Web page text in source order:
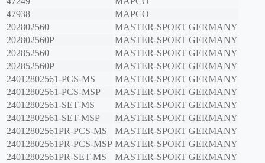
47938
MAPCO
202802560
MASTER-SPORT GERMANY
202802560P
MASTER-SPORT GERMANY
202852560
MASTER-SPORT GERMANY
202852560P
MASTER-SPORT GERMANY
24012802561-PCS-MS
MASTER-SPORT GERMANY
24012802561-PCS-MSP
MASTER-SPORT GERMANY
24012802561-SET-MS
MASTER-SPORT GERMANY
24012802561-SET-MSP
MASTER-SPORT GERMANY
24012802561PR-PCS-MS
MASTER-SPORT GERMANY
24012802561PR-PCS-MSP MASTER-SPORT GERMANY
24012802561PR-SET-MS
MASTER-SPORT GERMANY